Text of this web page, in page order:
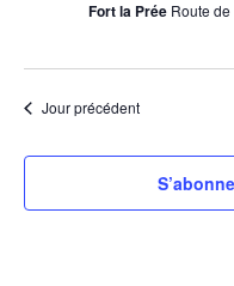
Fort la Prée Route
Jour précédent